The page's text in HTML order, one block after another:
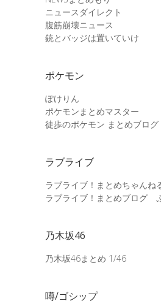
ニュースダイレクト
腹筋崩壊ニュース
銃とバッジは置いていけ
ポケモン
ぽけりん
ポケモンまとめマスター
徒歩のポケモン まとめブログ
ラブライブ
ラブライブ！まとめちゃんね
ラブライブ！まとめブログ
乃木坂46
乃木坂46まとめ 1/46
噂/ゴシップ